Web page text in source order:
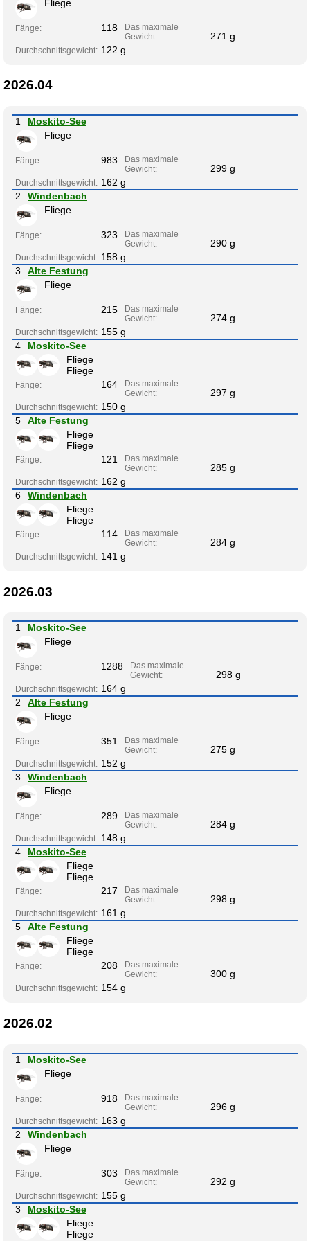
Fliege
Fänge: 118
Das maximale
Gewicht:
271 g
Durchschnittsgewicht: 122 g
2026.04
1
Moskito-See
Fliege
Fänge: 983
Das maximale
Gewicht:
299 g
Durchschnittsgewicht: 162 g
2
Windenbach
Fliege
Fänge: 323
Das maximale
Gewicht:
290 g
Durchschnittsgewicht: 158 g
3
Alte Festung
Fliege
Fänge: 215
Das maximale
Gewicht:
274 g
Durchschnittsgewicht: 155 g
4
Moskito-See
Fliege
Fliege
Fänge: 164
Das maximale
Gewicht:
297 g
Durchschnittsgewicht: 150 g
5
Alte Festung
Fliege
Fliege
Fänge: 121
Das maximale
Gewicht:
285 g
Durchschnittsgewicht: 162 g
6
Windenbach
Fliege
Fliege
Fänge: 114
Das maximale
Gewicht:
284 g
Durchschnittsgewicht: 141 g
2026.03
1
Moskito-See
Fliege
Fänge: 1288
Das maximale
Gewicht:
298 g
Durchschnittsgewicht: 164 g
2
Alte Festung
Fliege
Fänge: 351
Das maximale
Gewicht:
275 g
Durchschnittsgewicht: 152 g
3
Windenbach
Fliege
Fänge: 289
Das maximale
Gewicht:
284 g
Durchschnittsgewicht: 148 g
4
Moskito-See
Fliege
Fliege
Fänge: 217
Das maximale
Gewicht:
298 g
Durchschnittsgewicht: 161 g
5
Alte Festung
Fliege
Fliege
Fänge: 208
Das maximale
Gewicht:
300 g
Durchschnittsgewicht: 154 g
2026.02
1
Moskito-See
Fliege
Fänge: 918
Das maximale
Gewicht:
296 g
Durchschnittsgewicht: 163 g
2
Windenbach
Fliege
Fänge: 303
Das maximale
Gewicht:
292 g
Durchschnittsgewicht: 155 g
3
Moskito-See
Fliege
Fliege